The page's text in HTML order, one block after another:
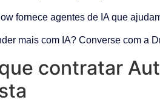
fornece agentes de IA que
mais com IA? Converse com a
contratar